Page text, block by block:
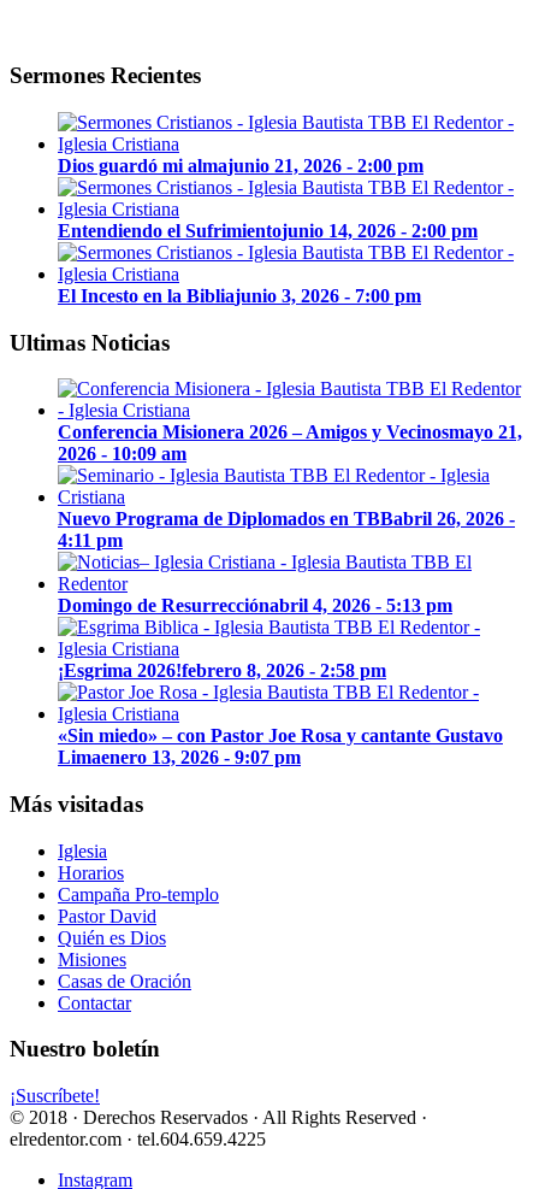
Sermones Recientes
Dios guardó mi almajunio 21, 2026 - 2:00 pm
Entendiendo el Sufrimientojunio 14, 2026 - 2:00 pm
El Incesto en la Bibliajunio 3, 2026 - 7:00 pm
Ultimas Noticias
Conferencia Misionera 2026 – Amigos y Vecinosmayo 21,
2026 - 10:09 am
Nuevo Programa de Diplomados en TBBabril 26, 2026 -
4:11 pm
Domingo de Resurrecciónabril 4, 2026 - 5:13 pm
¡Esgrima 2026!febrero 8, 2026 - 2:58 pm
«Sin miedo» – con Pastor Joe Rosa y cantante Gustavo
Limaenero 13, 2026 - 9:07 pm
Más visitadas
Iglesia
Horarios
Campaña Pro-templo
Pastor David
Quién es Dios
Misiones
Casas de Oración
Contactar
Nuestro boletín
¡Suscríbete!
© 2018 · Derechos Reservados · All Rights Reserved ·
elredentor.com · tel.604.659.4225
Instagram